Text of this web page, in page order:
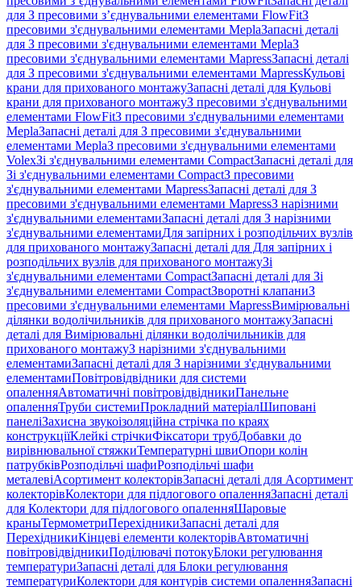
для З пресовими з’єднувальними елементами FlowFitЗ
пресовими з'єднувальними елементами MeplaЗапасні деталі
для З пресовими з'єднувальними елементами MeplaЗ
пресовими з'єднувальними елементами MapressЗапасні деталі
для З пресовими з'єднувальними елементами MapressКульові
крани для прихованого монтажуЗапасні деталі для Кульові
крани для прихованого монтажуЗ пресовими з'єднувальними
елементами FlowFitЗ пресовими з'єднувальними елементами
MeplaЗапасні деталі для З пресовими з'єднувальними
елементами MeplaЗ пресовими з'єднувальними елементами
VolexЗі з'єднувальними елементами CompactЗапасні деталі для
Зі з'єднувальними елементами CompactЗ пресовими
з'єднувальними елементами MapressЗапасні деталі для З
пресовими з'єднувальними елементами MapressЗ нарізними
з'єднувальними елементамиЗапасні деталі для З нарізними
з'єднувальними елементамиДля запірних і розподільчих вузлів
для прихованого монтажуЗапасні деталі для Для запірних і
розподільчих вузлів для прихованого монтажуЗі
з'єднувальними елементами CompactЗапасні деталі для Зі
з'єднувальними елементами CompactЗворотні клапаниЗ
пресовими з'єднувальними елементами MapressВимірювальні
ділянки водолічильників для прихованого монтажуЗапасні
деталі для Вимірювальні ділянки водолічильників для
прихованого монтажуЗ нарізними з'єднувальними
елементамиЗапасні деталі для З нарізними з'єднувальними
елементамиПовітровідвідники для системи
опаленняАвтоматичні повітровідвідникиПанельне
опаленняТруби системиПрокладний матеріалШиповані
панеліЗахисна звукоізоляційна стрічка по краях
конструкціїКлейкі стрічкиФіксатори трубДобавки до
вирівнювальної стяжкиТемпературні швиОпори колін
патрубківРозподільчі шафиРозподільчі шафи
металевіАсортимент колекторівЗапасні деталі для Асортимент
колекторівКолектори для підлогового опаленняЗапасні деталі
для Колектори для підлогового опаленняШаровые
краныТермометриПерехідникиЗапасні деталі для
ПерехідникиКінцеві елементи колекторівАвтоматичні
повітровідвідникиПоділювачі потокуБлоки регулювання
температуриЗапасні деталі для Блоки регулювання
температуриКолектори для контурів системи опаленняЗапасні